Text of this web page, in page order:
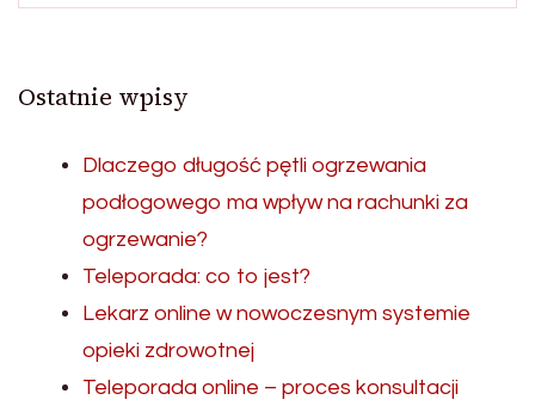
Ostatnie wpisy
Dlaczego długość pętli ogrzewania
podłogowego ma wpływ na rachunki za
ogrzewanie?
Teleporada: co to jest?
Lekarz online w nowoczesnym systemie
opieki zdrowotnej
Teleporada online – proces konsultacji